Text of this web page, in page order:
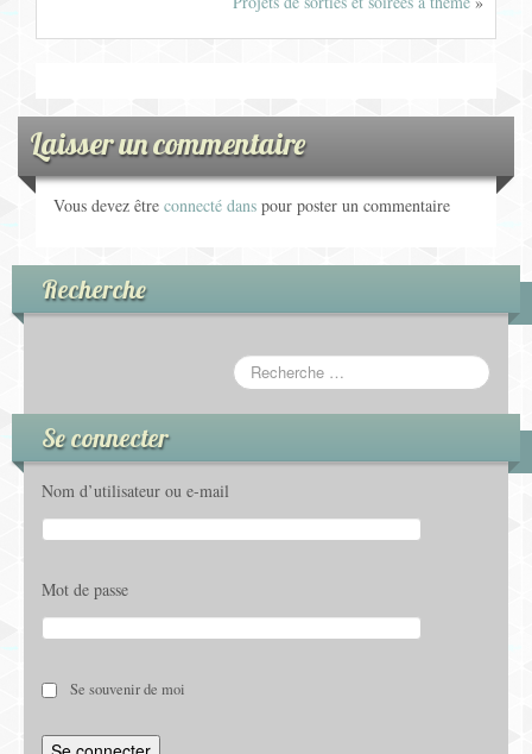
Laisser un commentaire
Vous devez être connecté dans pour poster un commentaire
Recherche
Se connecter
Nom d’utilisateur ou e-mail
Mot de passe
Se souvenir de moi